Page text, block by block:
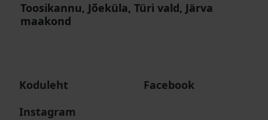
Toosikannu, Jõeküla, Türi vald, Järva
maakond
Koduleht
Facebook
Instagram